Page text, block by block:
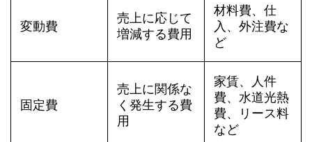
変動費
売上に応じて
増減する費用
材料費、仕
入、外注費な
ど
固定費
売上に関係な
く発生する費
用
家賃、人件
費、水道光熱
費、リース料
など